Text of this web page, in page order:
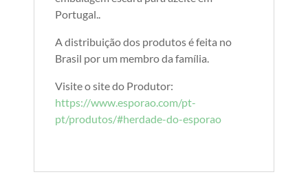
Portugal..
A distribuição dos produtos é feita no
Brasil por um membro da família.
Visite o site do Produtor:
https://www.esporao.com/pt-
pt/produtos/#herdade-do-esporao